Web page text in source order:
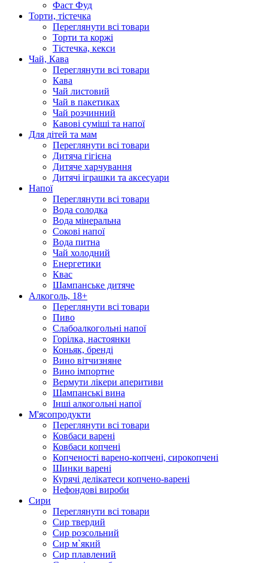
Фаст Фуд
Торти, тістечка
Переглянути всі товари
Торти та коржі
Тістечка, кекси
Чай, Кава
Переглянути всі товари
Кава
Чай листовий
Чай в пакетиках
Чай розчинний
Кавові суміші та напої
Для дітей та мам
Переглянути всі товари
Дитяча гігієна
Дитяче харчування
Дитячі іграшки та аксесуари
Напої
Переглянути всі товари
Вода солодка
Вода мінеральна
Сокові напої
Вода питна
Чай холодний
Енергетики
Квас
Шампанське дитяче
Алкоголь, 18+
Переглянути всі товари
Пиво
Слабоалкогольні напої
Горілка, настоянки
Коньяк, бренді
Вино вітчизняне
Вино імпортне
Вермути лікери аперитиви
Шампанські вина
Інші алкогольні напої
М'ясопродукти
Переглянути всі товари
Ковбаси варені
Ковбаси копчені
Копченості варено-копчені, сирокопчені
Шинки варені
Курячі делікатеси копчено-варені
Нефондові вироби
Сири
Переглянути всі товари
Сир твердий
Сир розсольний
Сир м`який
Сир плавлений